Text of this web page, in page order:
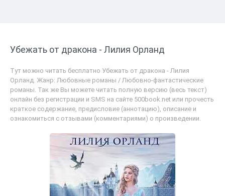
Убежать от дракона - Лилия Орланд
Тут можно читать бесплатно Убежать от дракона - Лилия
Орланд. Жанр: Любовные романы / Любовно-фантастические
романы. Так же Вы можете читать полную версию (весь текст)
онлайн без регистрации и SMS на сайте 500book.net или прочесть
краткое содержание, предисловие (аннотацию), описание и
ознакомиться с отзывами (комментариями) о произведении.